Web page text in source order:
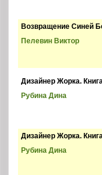
Возвращение Синей
Пелевин Виктор
Дизайнер Жорка.
Рубина Дина
Дизайнер Жорка.
Рубина Дина